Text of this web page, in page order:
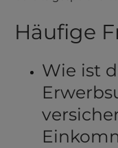
Häufige
Wie ist